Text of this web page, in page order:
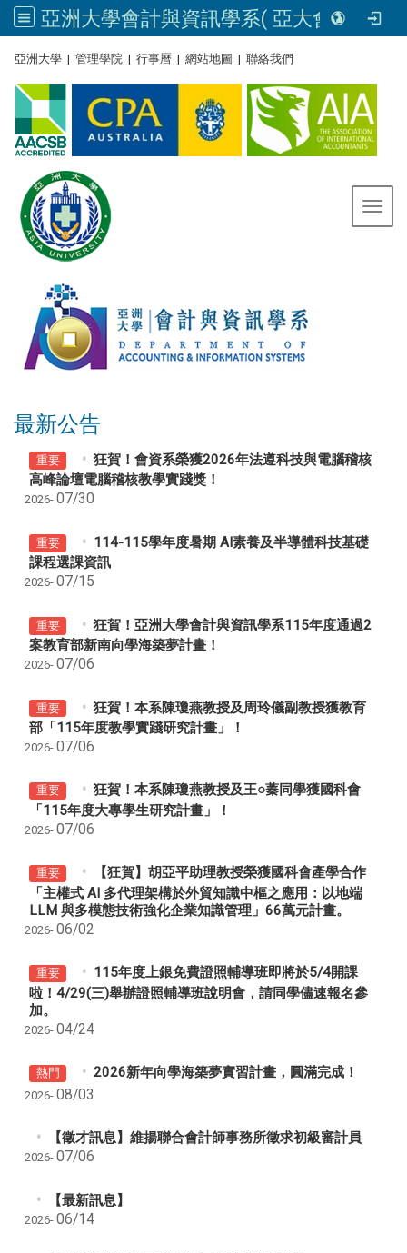
亞洲大學會計與資訊學系( 亞大會資系官網) | Asia University, Taiwan
亞洲大學 | 管理學院 | 行事曆 | 網站地圖 | 聯絡我們
最新公告
重要
狂賀！會資系榮獲2026年法遵科技與電腦稽核
高峰論壇電腦稽核教學實踐獎！
2026- 07/30
重要
114-115學年度暑期 AI素養及半導體科技基礎
課程選課資訊
2026- 07/15
重要
狂賀！亞洲大學會計與資訊學系115年度通過2
案教育部新南向學海築夢計畫！
2026- 07/06
重要
狂賀！本系陳瓊燕教授及周玲儀副教授獲教育
部「115年度教學實踐研究計畫」！
2026- 07/06
重要
狂賀！本系陳瓊燕教授及王○蓁同學獲國科會
「115年度大專學生研究計畫」！
2026- 07/06
重要
【狂賀】胡亞平助理教授榮獲國科會產學合作
「主權式 AI 多代理架構於外貿知識中樞之應用：以地端
LLM 與多模態技術強化企業知識管理」66萬元計畫。
2026- 06/02
重要
115年度上銀免費證照輔導班即將於5/4開課
啦！4/29(三)舉辦證照輔導班說明會，請同學儘速報名參
加。
2026- 04/24
熱門 2026新年向學海築夢實習計畫，圓滿完成！
2026- 08/03
【徵才訊息】維揚聯合會計師事務所徵求初級審計員
2026- 07/06
【最新訊息】
2026- 06/14